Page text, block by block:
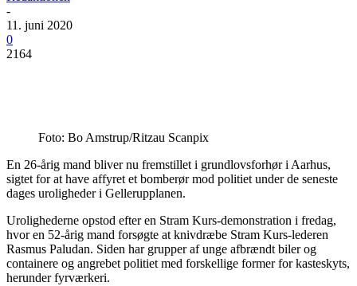
-
11. juni 2020
0
2164
Foto: Bo Amstrup/Ritzau Scanpix
En 26-årig mand bliver nu fremstillet i grundlovsforhør i Aarhus,
sigtet for at have affyret et bomberør mod politiet under de seneste
dages uroligheder i Gellerupplanen.
Urolighederne opstod efter en Stram Kurs-demonstration i fredag,
hvor en 52-årig mand forsøgte at knivdræbe Stram Kurs-lederen
Rasmus Paludan. Siden har grupper af unge afbrændt biler og
containere og angrebet politiet med forskellige former for kasteskyts,
herunder fyrværkeri.